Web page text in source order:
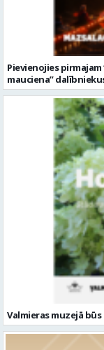
Pievienojies
mauciena”
Valmieras muzejā